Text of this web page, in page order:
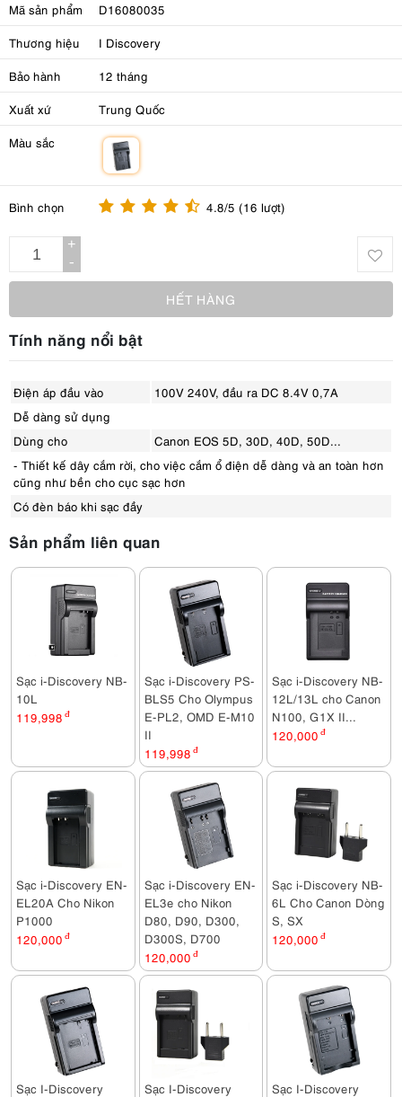
Mã sản phẩm D16080035
Thương hiệu I Discovery
Bảo hành 12 tháng
Xuất xứ Trung Quốc
Màu sắc
Bình chọn 4.8/5 (16 lượt)
+
-
HẾT HÀNG
Tính năng nổi bật
Điện áp đầu vào
100V 240V, đầu ra DC 8.4V 0,7A
Dễ dàng sử dụng
Dùng cho
Canon EOS 5D, 30D, 40D, 50D...
- Thiết kế dây cắm rời, cho việc cắm ổ điện dễ dàng và an toàn hơn
cũng như bền cho cục sạc hơn
Có đèn báo khi sạc đầy
Sản phẩm liên quan
Sạc i-Discovery NB-
10L
119,998 đ
Sạc i-Discovery PS-
BLS5 Cho Olympus
E-PL2, OMD E-M10
II
119,998 đ
Sạc i-Discovery NB-
12L/13L cho Canon
N100, G1X II...
120,000 đ
Sạc i-Discovery EN-
EL20A Cho Nikon
P1000
120,000 đ
Sạc i-Discovery EN-
EL3e cho Nikon
D80, D90, D300,
D300S, D700
120,000 đ
Sạc i-Discovery NB-
6L Cho Canon Dòng
S, SX
120,000 đ
Sạc I-Discovery
Sạc I-Discovery
Sạc I-Discovery